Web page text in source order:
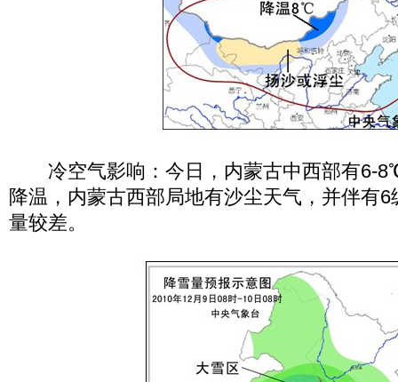
冷空气影响：今日，内蒙古中西部有6-
降温，内蒙古西部局地有沙尘天气，并伴有
量较差。